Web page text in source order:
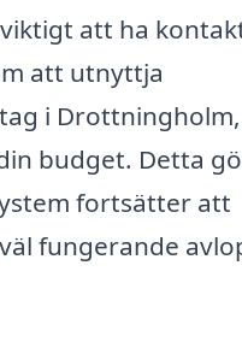
att ha
att utnyttja
i Drottningholm,
budget. Detta
fortsätter att
fungerande